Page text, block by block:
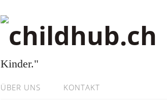
Kinder."
ÜBER UNS KONTAKT